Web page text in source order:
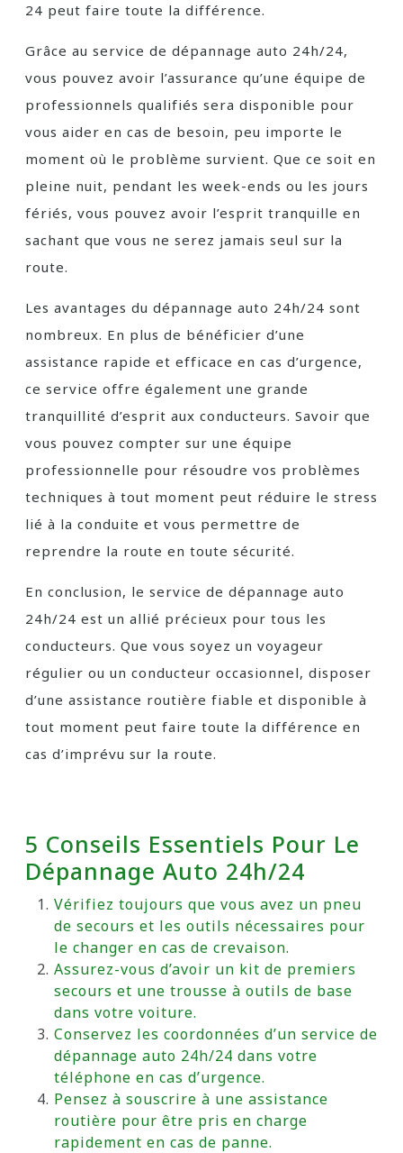
24 peut faire toute la différence.
Grâce au service de dépannage auto 24h/24,
vous pouvez avoir l’assurance qu’une équipe de
professionnels qualifiés sera disponible pour
vous aider en cas de besoin, peu importe le
moment où le problème survient. Que ce soit en
pleine nuit, pendant les week-ends ou les jours
fériés, vous pouvez avoir l’esprit tranquille en
sachant que vous ne serez jamais seul sur la
route.
Les avantages du dépannage auto 24h/24 sont
nombreux. En plus de bénéficier d’une
assistance rapide et efficace en cas d’urgence,
ce service offre également une grande
tranquillité d’esprit aux conducteurs. Savoir que
vous pouvez compter sur une équipe
professionnelle pour résoudre vos problèmes
techniques à tout moment peut réduire le stress
lié à la conduite et vous permettre de
reprendre la route en toute sécurité.
En conclusion, le service de dépannage auto
24h/24 est un allié précieux pour tous les
conducteurs. Que vous soyez un voyageur
régulier ou un conducteur occasionnel, disposer
d’une assistance routière fiable et disponible à
tout moment peut faire toute la différence en
cas d’imprévu sur la route.
5 Conseils Essentiels Pour Le
Dépannage Auto 24h/24
Vérifiez toujours que vous avez un pneu
de secours et les outils nécessaires pour
le changer en cas de crevaison.
Assurez-vous d’avoir un kit de premiers
secours et une trousse à outils de base
dans votre voiture.
Conservez les coordonnées d’un service de
dépannage auto 24h/24 dans votre
téléphone en cas d’urgence.
Pensez à souscrire à une assistance
routière pour être pris en charge
rapidement en cas de panne.